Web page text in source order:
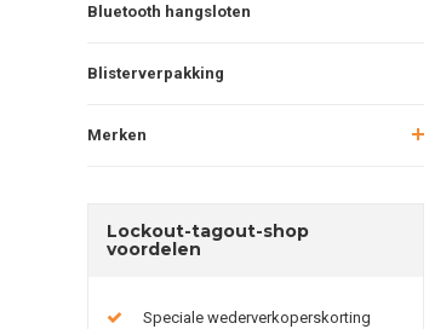
Bluetooth hangsloten
Blisterverpakking
Merken
Lockout-tagout-shop
voordelen
Speciale wederverkoperskorting